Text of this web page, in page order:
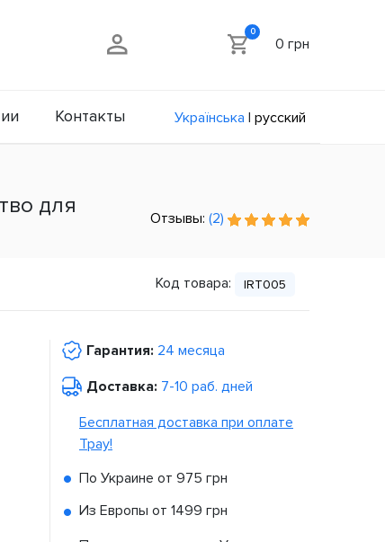
0
0 грн
Контакты Українська | русский
для
Отзывы: (2)
Код товара: IRT005
Гарантия: 24 месяца
Доставка: 7-10 раб. дней
Бесплатная доставка при оплате
Tpay!
По Украине от 975 грн
Из Европы от 1499 грн